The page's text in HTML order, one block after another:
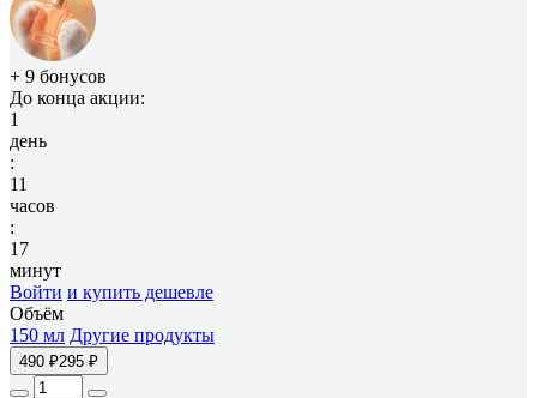
+ 9 бонусов
До конца акции:
1
день
:
11
часов
:
17
минут
Войти и купить дешевле
Объём
150 мл Другие продукты
490 ₽295 ₽